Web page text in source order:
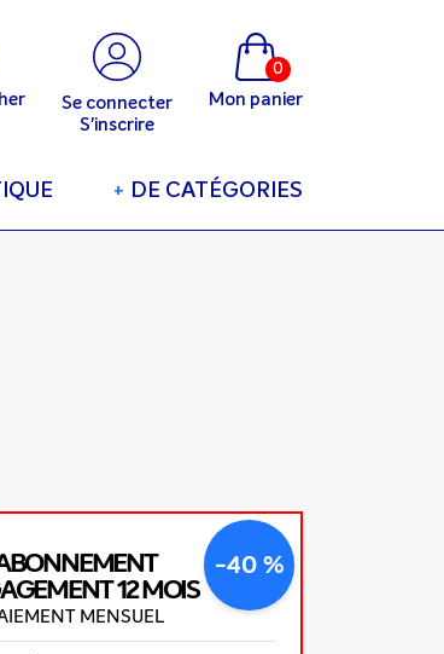
Se connecter
S'inscrire
Mon panier
0
+ DE CATÉGORIES
-40 %
12 MOIS
MENSUEL